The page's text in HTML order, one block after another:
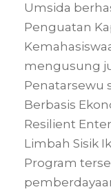
Umsida
Penguatan
mengusung
Penatarsewu
Berbasis
Resilient
Limbah Sisik
Program